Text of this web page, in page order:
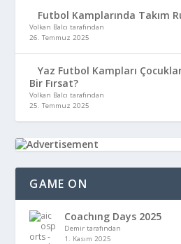
Futbol Kamplarında Takım
Volkan Balcı tarafından
26. Temmuz 2025
Yaz Futbol Kampları
Bir Fırsat?
Volkan Balcı tarafından
25. Temmuz 2025
GAME ON
Coachıng Days 2025
Demir tarafından
1. Kasım 2025